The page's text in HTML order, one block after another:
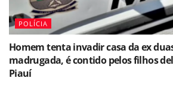
POLÍCIA
Homem tenta invadir casa da ex
madrugada, é contido pelos filhos
Piauí